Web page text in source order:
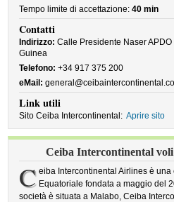
Tempo limite di accettazione:40 min
Contatti
Indirizzo: Calle Presidente Naser
Guinea
Telefono: +34 917 375 200
eMail:
Link utili
Sito Ceiba Intercontinental: Aprire sito
Ceiba Intercontinental
C eiba Intercontinental Airlines è
Equatoriale fondata a maggio del
società è situata a Malabo, Ceiba